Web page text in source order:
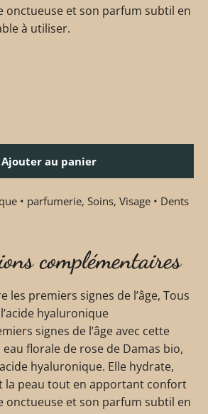
onctueuse et son parfum subtil en
à utiliser.
Ajouter au panier
• parfumerie, Soins, Visage • Dents
complémentaires
les premiers signes de l’âge, Tous
hyaluronique
signes de l’âge avec cette
florale de rose de Damas bio,
hyaluronique. Elle hydrate,
la peau tout en apportant confort
onctueuse et son parfum subtil en